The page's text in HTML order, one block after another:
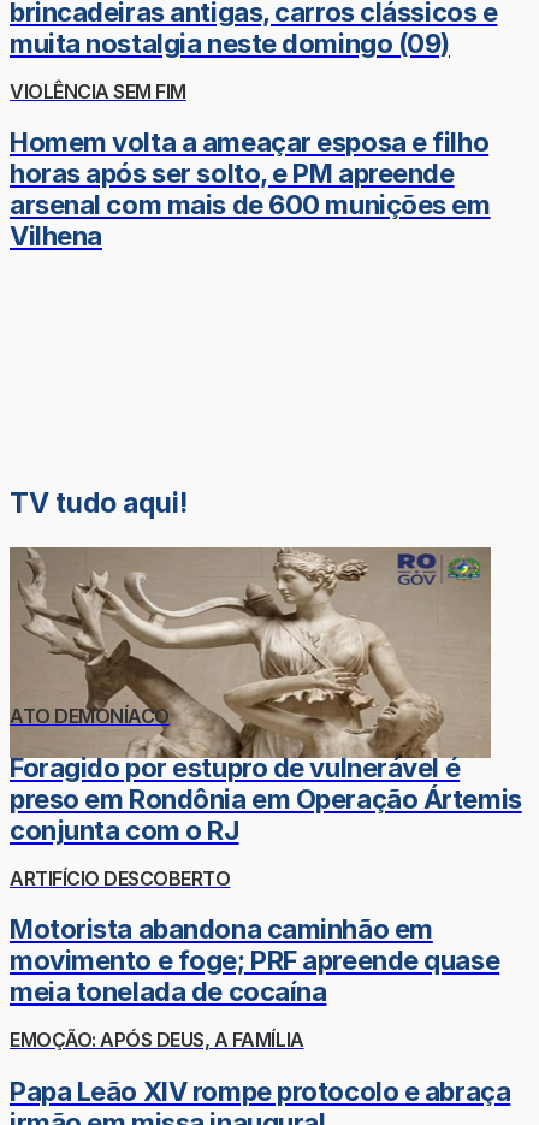
brincadeiras antigas, carros clássicos e
muita nostalgia neste domingo (09)
VIOLÊNCIA SEM FIM
Homem volta a ameaçar esposa e filho
horas após ser solto, e PM apreende
arsenal com mais de 600 munições em
Vilhena
TV tudo aqui!
ATO DEMONÍACO
Foragido por estupro de vulnerável é
preso em Rondônia em Operação Ártemis
conjunta com o RJ
ARTIFÍCIO DESCOBERTO
Motorista abandona caminhão em
movimento e foge; PRF apreende quase
meia tonelada de cocaína
EMOÇÃO: APÓS DEUS, A FAMÍLIA
Papa Leão XIV rompe protocolo e abraça